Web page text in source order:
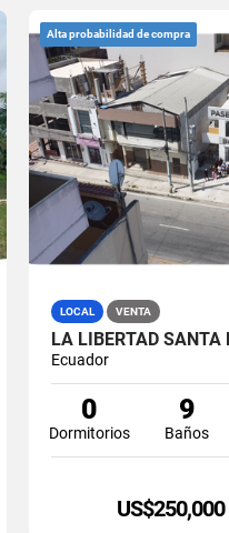
Alta probabilidad de compra
LOCAL VENTA
Ecuador
0
Dormitorios
9
Baños
US$250,000